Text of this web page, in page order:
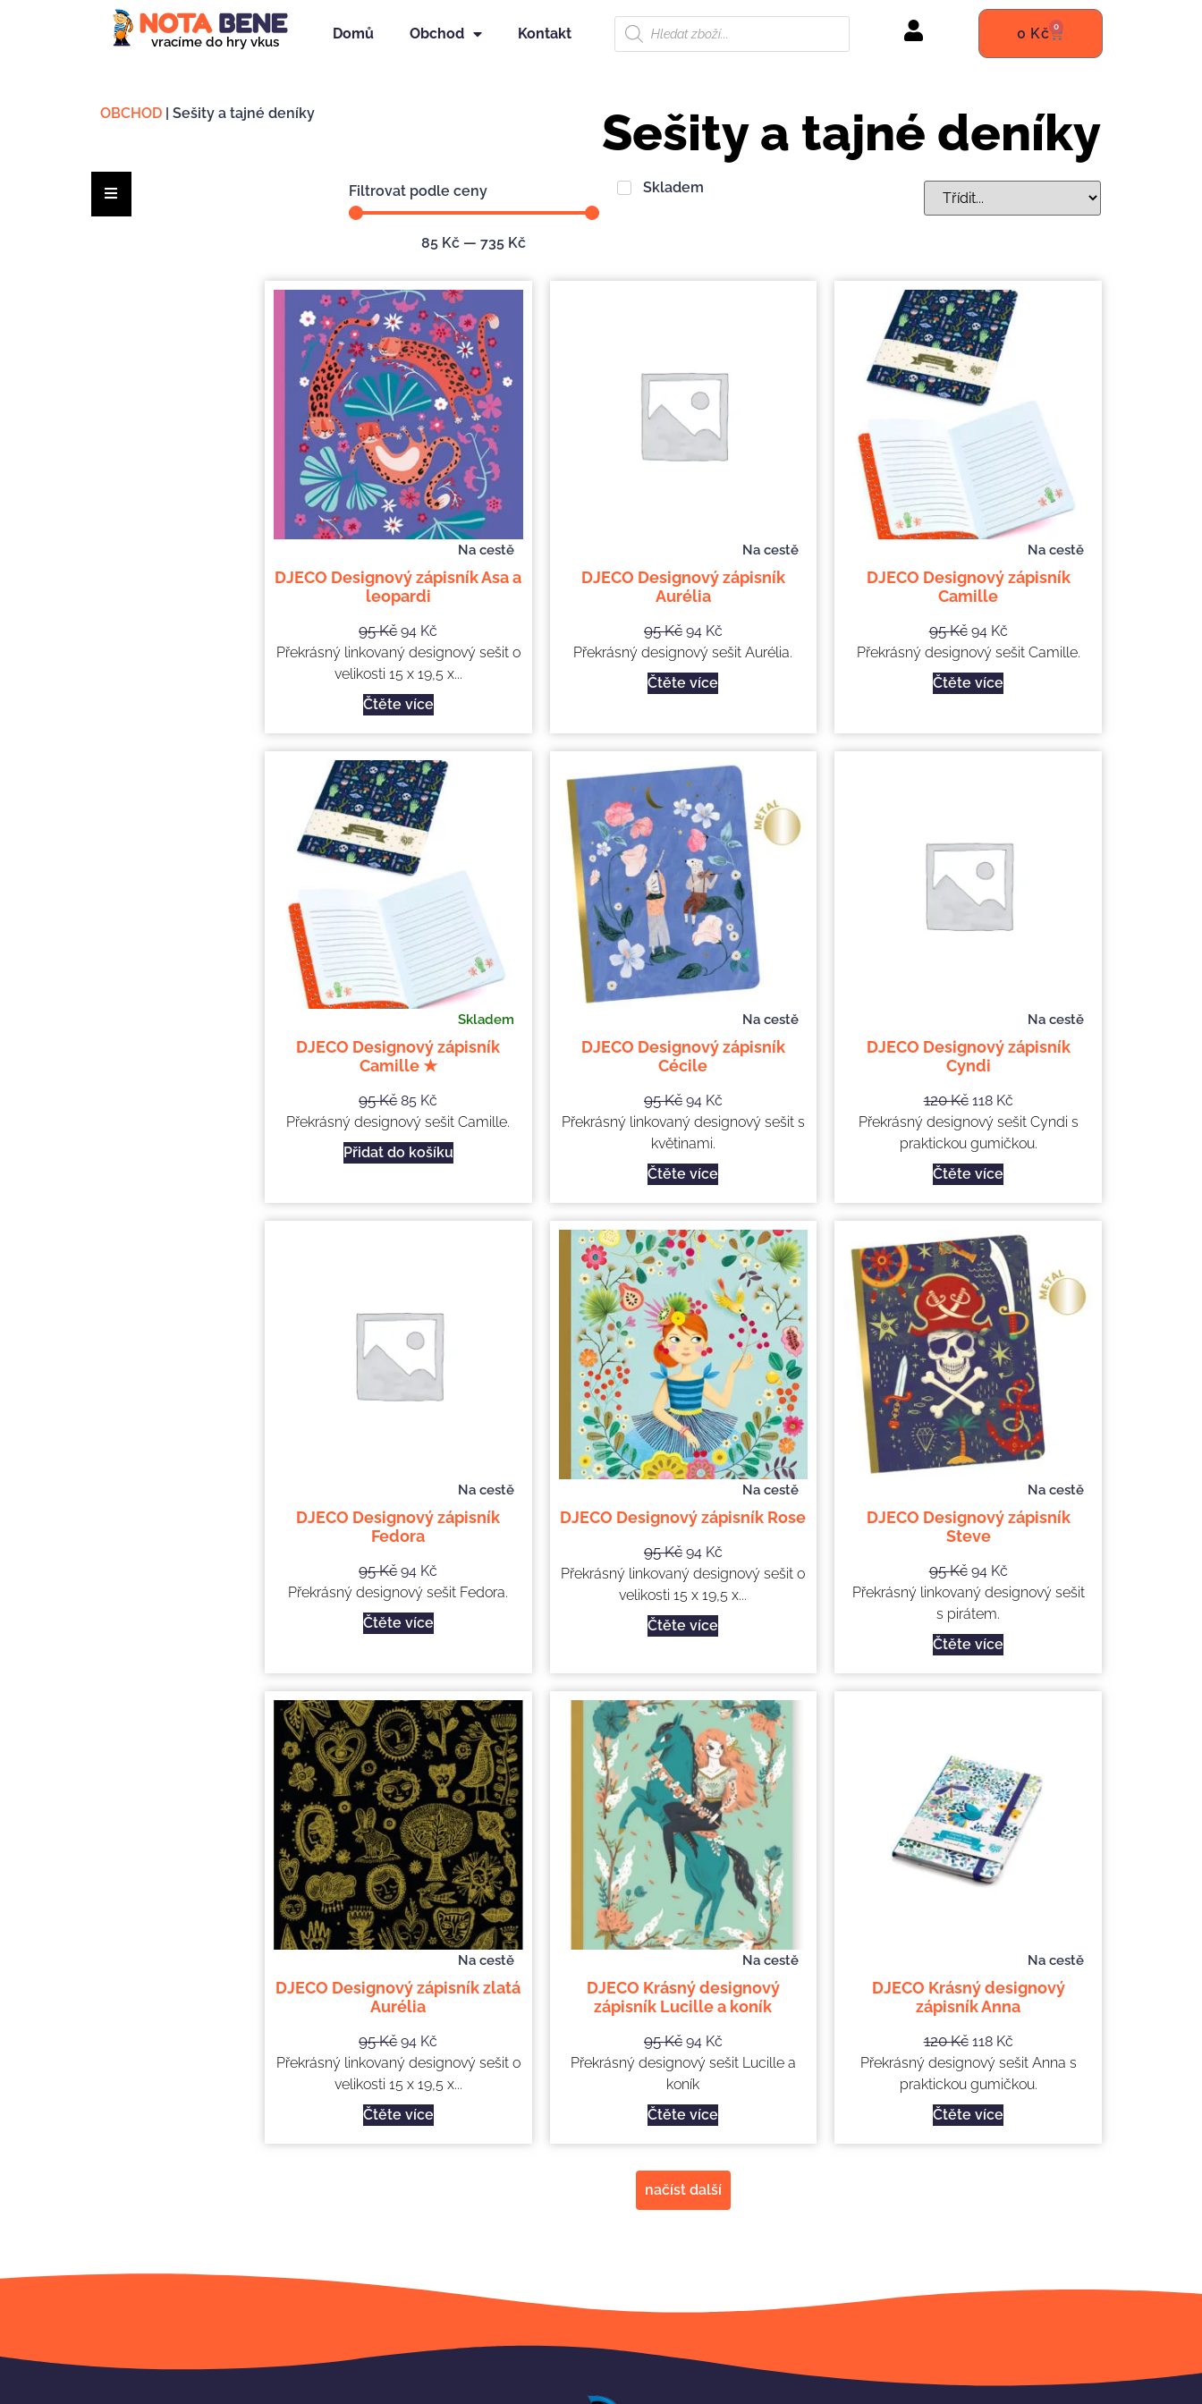
vracíme do hry vkus
Domů Obchod Kontakt 0 Kč 0
OBCHOD | Sešity a tajné deníky Sešity a tajné deníky
Hamburger Toggle Menu Filtrovat podle ceny
85 Kč —735 Kč
Skladem
Na cestě
DJECO Designový zápisník Asa a
leopardi
95Kč 94 Kč
Překrásný linkovaný designový sešit o
velikosti 15 x 19,5 x...
Čtěte více
Na cestě
DJECO Designový zápisník
Aurélia
95Kč 94 Kč
Překrásný designový sešit Aurélia.
Čtěte více
Na cestě
DJECO Designový zápisník
Camille
95Kč 94 Kč
Překrásný designový sešit Camille.
Čtěte více
Skladem
DJECO Designový zápisník
Camille ★
95Kč 85 Kč
Překrásný designový sešit Camille.
Přidat do košíku
Na cestě
DJECO Designový zápisník
Cécile
95Kč 94 Kč
Překrásný linkovaný designový sešit s
květinami.
Čtěte více
Na cestě
DJECO Designový zápisník
Cyndi
120Kč 118 Kč
Překrásný designový sešit Cyndi s
praktickou gumičkou.
Čtěte více
Na cestě
DJECO Designový zápisník
Fedora
95Kč 94 Kč
Překrásný designový sešit Fedora.
Čtěte více
Na cestě
DJECO Designový zápisník Rose
95Kč 94 Kč
Překrásný linkovaný designový sešit o
velikosti 15 x 19,5 x...
Čtěte více
Na cestě
DJECO Designový zápisník
Steve
95Kč 94 Kč
Překrásný linkovaný designový sešit
s pirátem.
Čtěte více
Na cestě
DJECO Designový zápisník zlatá
Aurélia
95Kč 94 Kč
Překrásný linkovaný designový sešit o
velikosti 15 x 19,5 x...
Čtěte více
Na cestě
DJECO Krásný designový
zápisník Lucille a koník
95Kč 94 Kč
Překrásný designový sešit Lucille a
koník
Čtěte více
Na cestě
DJECO Krásný designový
zápisník Anna
120Kč 118 Kč
Překrásný designový sešit Anna s
praktickou gumičkou.
Čtěte více
načíst další